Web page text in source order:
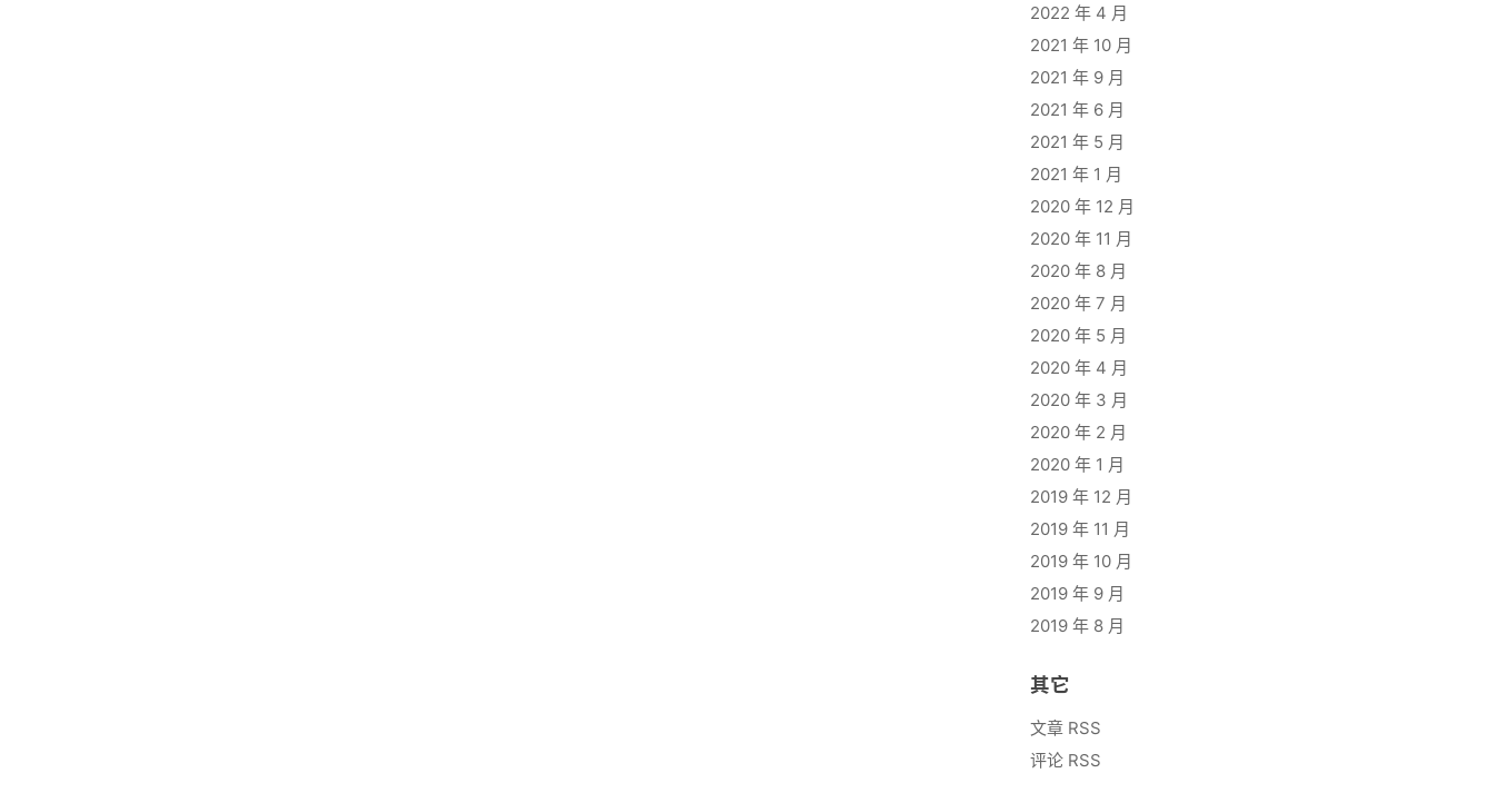
2022 年 4 月
2021 年 10 月
2021 年 9 月
2021 年 6 月
2021 年 5 月
2021 年 1 月
2020 年 12 月
2020 年 11 月
2020 年 8 月
2020 年 7 月
2020 年 5 月
2020 年 4 月
2020 年 3 月
2020 年 2 月
2020 年 1 月
2019 年 12 月
2019 年 11 月
2019 年 10 月
2019 年 9 月
2019 年 8 月
其它
文章 RSS
评论 RSS